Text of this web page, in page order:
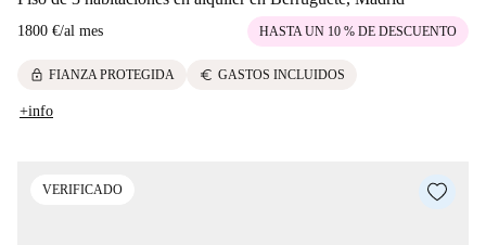
1800 €/al mes HASTA UN 10 % DE DESCUENTO
lock FIANZA PROTEGIDA euro GASTOS INCLUIDOS
+info
VERIFICADO